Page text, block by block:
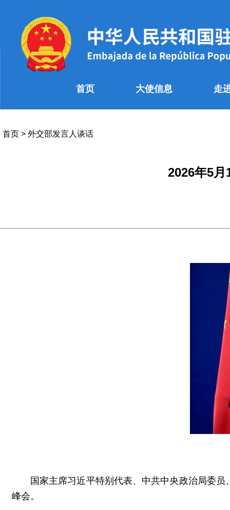
首页 大使信息 走
首页 > 外交部发言人谈话
2026年5
国家主席习近平特别代表、中共中央政治局委
峰会。